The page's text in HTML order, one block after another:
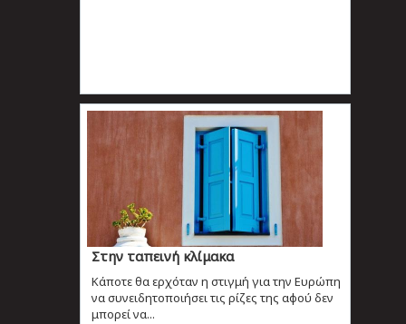
Στην ταπεινή κλίμακα
Κάποτε θα ερχόταν η στιγμή για την Ευρώπη
να συνειδητοποιήσει τις ρίζες της αφού δεν
μπορεί να...